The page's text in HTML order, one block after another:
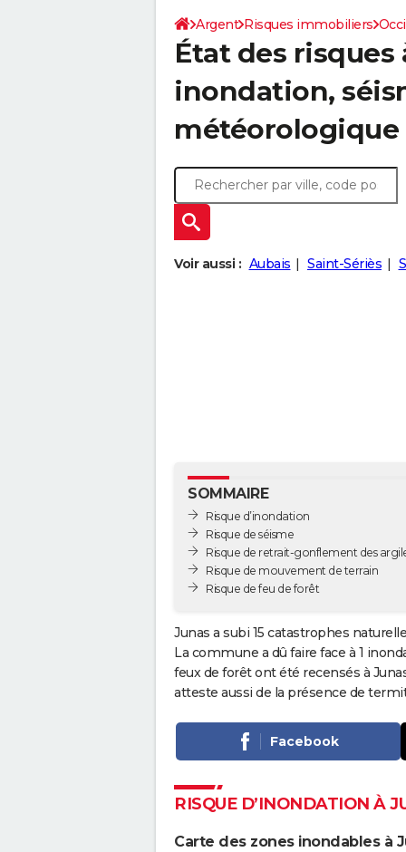
Argent Risques immobiliers
État des risques
inondation,
météorologique
Voir aussi : Aubais Saint-Sériès
SOMMAIRE
Risque d’inondation
Risque de séisme
Risque de retrait-gonflement des
Risque de mouvement de terrain
Risque de feu de forêt
Junas a subi 15 catastrophes
La commune a dû faire face à 1
feux de forêt ont été recensés à
atteste aussi de la présence de
Facebook
RISQUE D’INONDATION À
Carte des zones inondables à